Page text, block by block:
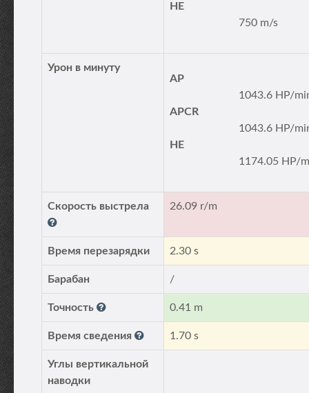
HE
750 m/s
Урон в минуту
AP
1043.6 HP/
APCR
1043.6 HP/
HE
1174.05 HP/
Скорость выстрела 26.09 r/m
Время перезарядки 2.30 s
Барабан /
Точность 0.41 m
Время сведения 1.70 s
Углы вертикальной
наводки